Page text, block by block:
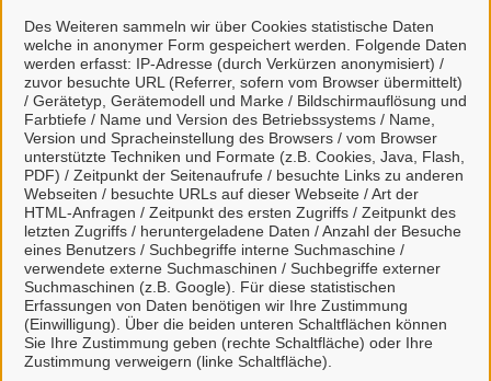
Des Weiteren sammeln wir über Cookies statistische Daten
welche in anonymer Form gespeichert werden. Folgende Daten
werden erfasst: IP-Adresse (durch Verkürzen anonymisiert) /
zuvor besuchte URL (Referrer, sofern vom Browser übermittelt)
/ Gerätetyp, Gerätemodell und Marke / Bildschirmauflösung und
Farbtiefe / Name und Version des Betriebssystems / Name,
Version und Spracheinstellung des Browsers / vom Browser
unterstützte Techniken und Formate (z.B. Cookies, Java, Flash,
PDF) / Zeitpunkt der Seitenaufrufe / besuchte Links zu anderen
Webseiten / besuchte URLs auf dieser Webseite / Art der
HTML-Anfragen / Zeitpunkt des ersten Zugriffs / Zeitpunkt des
letzten Zugriffs / heruntergeladene Daten / Anzahl der Besuche
eines Benutzers / Suchbegriffe interne Suchmaschine /
verwendete externe Suchmaschinen / Suchbegriffe externer
Suchmaschinen (z.B. Google). Für diese statistischen
Erfassungen von Daten benötigen wir Ihre Zustimmung
(Einwilligung). Über die beiden unteren Schaltflächen können
Sie Ihre Zustimmung geben (rechte Schaltfläche) oder Ihre
Zustimmung verweigern (linke Schaltfläche).
Lebenspartnerschaftsurkunde
Kontakt
Zum Kontaktformular